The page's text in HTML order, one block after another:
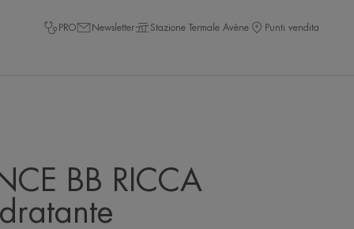
PRO Newsletter Stazione Termale Avène Punti vendita
BB RICCA